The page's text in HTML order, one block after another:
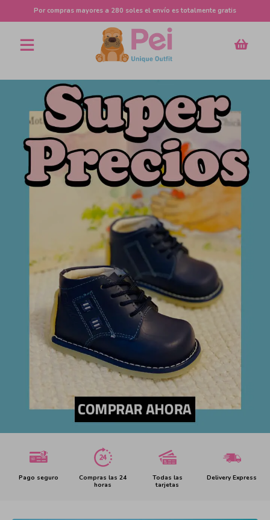
Por compras mayores a 280 soles el envío es totalmente gratis
Pago seguro
Compras las 24
horas
Todas las
tarjetas
Delivery Express